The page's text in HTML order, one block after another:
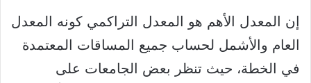
إن المعدل الأهم هو المعدل التراكمي كونه المعدل
العام والأشمل لحساب جميع المساقات المعتمدة
في الخطة، حيث تنظر بعض الجامعات على